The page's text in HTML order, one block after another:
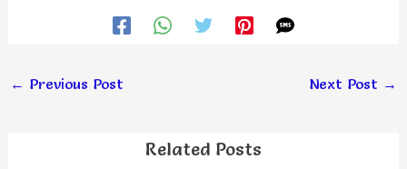
← Previous Post Next Post →
Related Posts